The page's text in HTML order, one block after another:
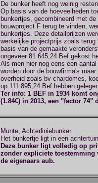
De bunker heeft nog weinig
Op basis van de hoeveelheden
bunkertjes, gecombineerd met
bouwproject F terug te vinden,
bunkertjes. Deze detailprijzen
werkelijke projectprijs zoals
basis van de gemaakte
ongeveer 81.645,24 Bef gekost
Als men hier nog eens een
worden door de bouwfirma's
overheid zoals bv chardomes,
op 111.895,24 Bef hebben
Ter info: 1 BEF in 1934 komt
(1.84€) in 2013, een "factor 74"
Munte, Achterliniebunker.
Het bunkertje ligt in een
Deze bunker ligt volledig op
zonder expliciete toestemming
de eigenaars aub.